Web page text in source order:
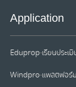
Application
Eduprop เรียนประเ
Windpro แพลตฟอร์ม